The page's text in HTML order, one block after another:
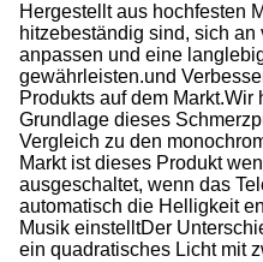
Hergestellt aus hochfesten
hitzebeständig sind, sich
anpassen und eine
gewährleisten.und
Produkts auf dem Markt.Wir
Grundlage dieses
Vergleich zu den
Markt ist dieses Produkt
ausgeschaltet, wenn das
automatisch die Helligkeit
Musik einstelltDer
ein quadratisches Licht mit